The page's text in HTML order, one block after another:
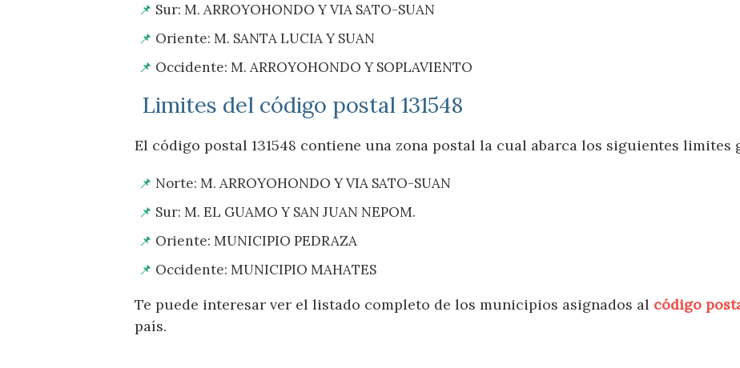
Sur: M. ARROYOHONDO Y VIA SATO-SUAN
Oriente: M. SANTA LUCIA Y SUAN
Occidente: M. ARROYOHONDO Y SOPLAVIENTO
Limites del código postal 131548
El código postal 131548 contiene una zona postal la cual abarca los siguientes limites
Norte: M. ARROYOHONDO Y VIA SATO-SUAN
Sur: M. EL GUAMO Y SAN JUAN NEPOM.
Oriente: MUNICIPIO PEDRAZA
Occidente: MUNICIPIO MAHATES
Te puede interesar ver el listado completo de los municipios asignados al código
país.